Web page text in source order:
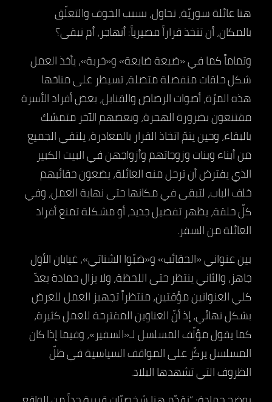
هنا عائلة سوريّة، تحاول، بسبب الخوف والتعلّق
بالمكان، أن تتخذ قراراً مصيرياً: أنهاجر، أم نبقى؟
وتماماً كما في «ضيعة ضايعة» و«خربة»، يأخذ العمل
شكل حلقات منفصلة متصلة، تسيطر على مناخها
هذه المرّة، أصوات الرصاص والقنابل، بعض أفراد الأسرة
مقتنعون بضرورة الهجرة، وبعضهم الآخر متمسّك
بالبقاء، وحين يتمّ اتخاذ القرار بالمغادرة، يلتقي الجميع
من أبناء وبنات وزوجاتهم وأزواجهن في البيت الكبير
الذي يفترض أن ترحل منه العائلة، يضعون حقائبهم
خلف الباب، لتبقى في مكانها حتى نهاية العمل، وفي
كلّ حلقة، يظهر تفصيل جديد، أو مشكلة تمنع أفراد
العائلة من السفر.
بين عنواني «الحقائب» و«ضبّوا الشناتي»، غيابان الأول
جاهز، والثاني ينتظر حتى اللحظة، ولا يزال حمادة يعدّ
كلي العنوانين مؤقتين، منتظراً تجهيز العمل للعرض
بشكل نهائي، إذ أنّ العناوين المقترحة للعمل كثيرة،
كما يقول مؤلّف المسلسل لـ«السفير»، وفيما إذا كان
المسلسل يركّز على المواقف السياسية في ظلّ
الظروف التي تشهدها البلاد.